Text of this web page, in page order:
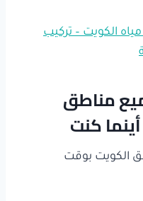
الكويت – تركيب
مناطق
كنت
الكويت بوقت